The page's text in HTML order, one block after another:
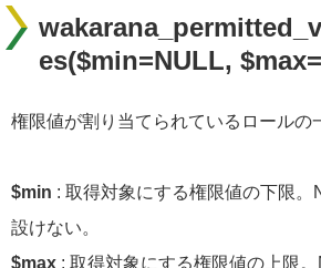
es($min=NULL,
権限値が割り当てられているロールの
$min : 取得対象にする権限値の下限
設けない。
$max : 取得対象にする権限値の上限